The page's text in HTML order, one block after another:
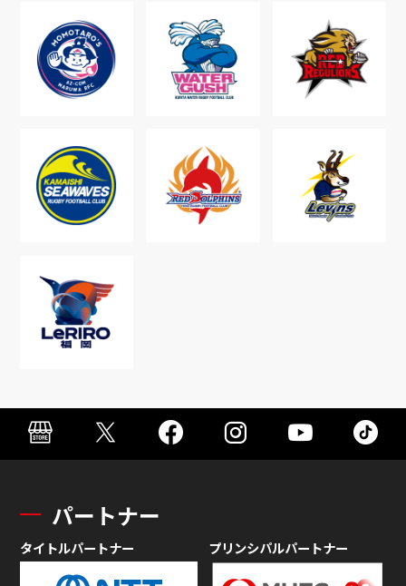
パートナー
タイトルパートナー プリンシパルパートナー